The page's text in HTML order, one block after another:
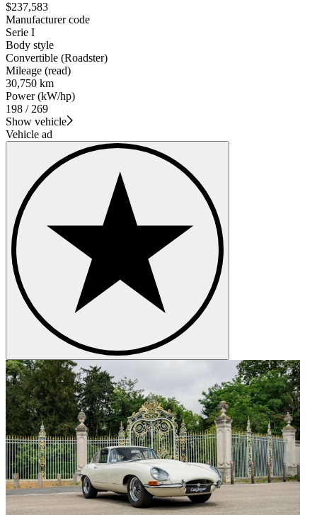
$237,583
Manufacturer code
Serie I
Body style
Convertible (Roadster)
Mileage (read)
30,750 km
Power (kW/hp)
198 / 269
Show vehicle
Vehicle ad